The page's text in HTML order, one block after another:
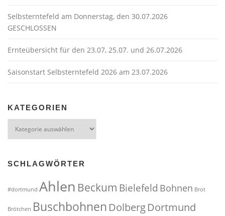
Selbsterntefeld am Donnerstag, den 30.07.2026
GESCHLOSSEN
Ernteübersicht für den 23.07, 25.07. und 26.07.2026
Saisonstart Selbsterntefeld 2026 am 23.07.2026
KATEGORIEN
SCHLAGWÖRTER
#dortmund Ahlen Beckum Bielefeld Bohnen Brot
Brötchen Buschbohnen DolbergDortmund